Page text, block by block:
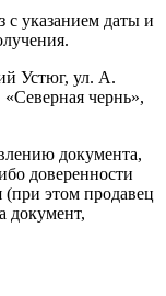
с указанием даты и
Устюг, ул. А.
чернь»,
документа,
доверенности
этом продавец
документ,